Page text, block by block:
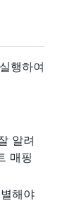
행하여
알려
매핑
해야